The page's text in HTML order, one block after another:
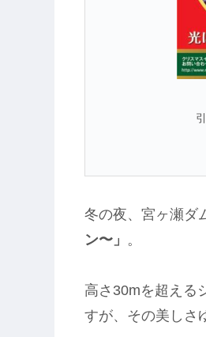
冬の夜、宮ヶ瀬ダ
ン〜」 。
高さ30mを超える
すが、その美しさ